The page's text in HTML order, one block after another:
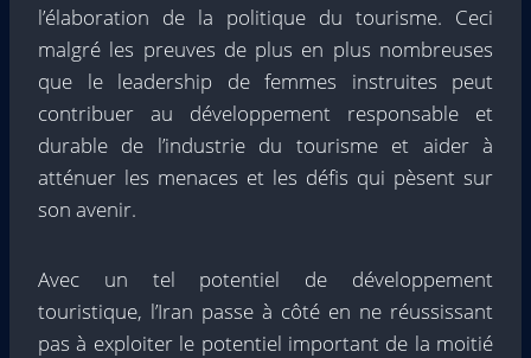
l’élaboration de la politique du tourisme. Ceci
malgré les preuves de plus en plus nombreuses
que le leadership de femmes instruites peut
contribuer au développement responsable et
durable de l’industrie du tourisme et aider à
atténuer les menaces et les défis qui pèsent sur
son avenir.
Avec un tel potentiel de développement
touristique, l’Iran passe à côté en ne réussissant
pas à exploiter le potentiel important de la moitié